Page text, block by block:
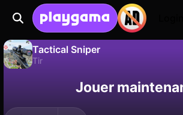
Tactical Sniper
Tir
progression !
Non
Jouer